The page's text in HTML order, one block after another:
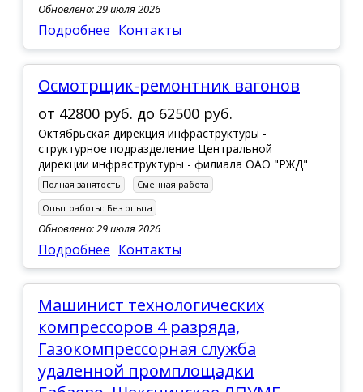
Обновлено: 29 июля 2026
Подробнее Контакты
Осмотрщик-ремонтник вагонов
от 42800 руб. до 62500 руб.
Октябрьская дирекция инфраструктуры -
структурное подразделение Центральной
дирекции инфраструктуры - филиала ОАО "РЖД"
Полная занятость
Сменная работа
Опыт работы: Без опыта
Обновлено: 29 июля 2026
Подробнее Контакты
Машинист технологических
компрессоров 4 разряда,
Газокомпрессорная служба
удаленной промплощадки